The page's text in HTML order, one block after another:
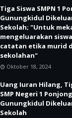
Tiga Siswa SMPN 1
Gunungkidul
Sekolah; "Untuk
mengeluarakan
catatan etika murid
sekolahan"
Oktober 18, 2024
Uang Iuran Hilang,
SMP Negeri 1 Ponjong
Gunungkidul
Sekolah